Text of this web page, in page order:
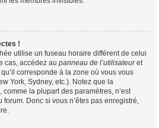
!
utilise un fuseau horaire différent de celui
cas, accédez au panneau de l’utilisateuret
corresponde à la zone où vous vous
York, Sydney, etc.). Notez que la
la plupart des paramètres, n’est
forum. Donc si vous n’êtes pas enregistré,